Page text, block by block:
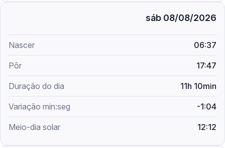
sáb 08/08/2026
06:37
17:47
11h 10min
-1:04
12:12